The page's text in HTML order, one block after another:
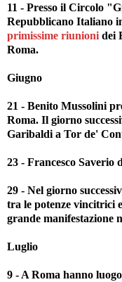
11 - Presso il Circolo
Repubblicano Italiano
primissime riunioni dei
Roma.
Giugno
21 - Benito Mussolini
Roma. Il giorno
Garibaldi a Tor de'
23 - Francesco Saverio
29 - Nel giorno
tra le potenze vincitrici
grande manifestazione
Luglio
9 - A Roma hanno